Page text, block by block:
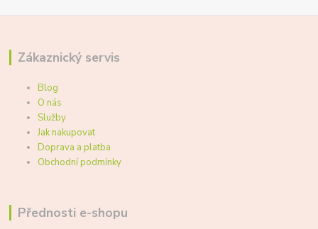
Zákaznický servis
Blog
O nás
Služby
Jak nakupovat
Doprava a platba
Obchodní podmínky
Přednosti e-shopu